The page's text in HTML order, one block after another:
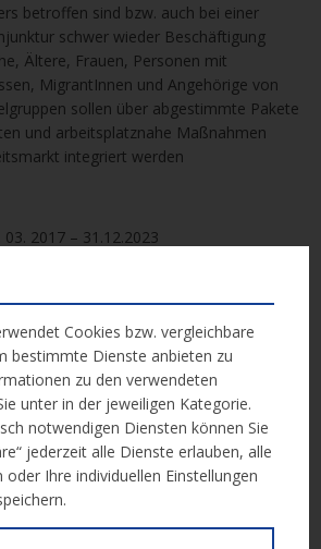
betroffen sind bzw. auch bei einer
schwer wieder Beschäftigung
Ältere, Frauen, Personen mit
MigrantInnen und Angehörige von
sollen über abgestimmte Pakete
und arbeitsplatznahe Maßnahmen
integriert werden
03. 2017 – 31.12.2023
erhalten Sie in der folgenden Unterlage:
Cookies bzw. vergleichbare
bestimmte Dienste anbieten zu
zu den verwendeten
unter in der jeweiligen Kategorie.
notwendigen Diensten können Sie
jederzeit alle Dienste erlauben, alle
oder Ihre individuellen Einstellungen